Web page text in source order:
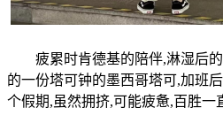
疲累时肯德基的陪伴,淋湿后
的一份塔可钟的墨西哥塔可,加班
个假期,虽然拥挤,可能疲惫,百胜一